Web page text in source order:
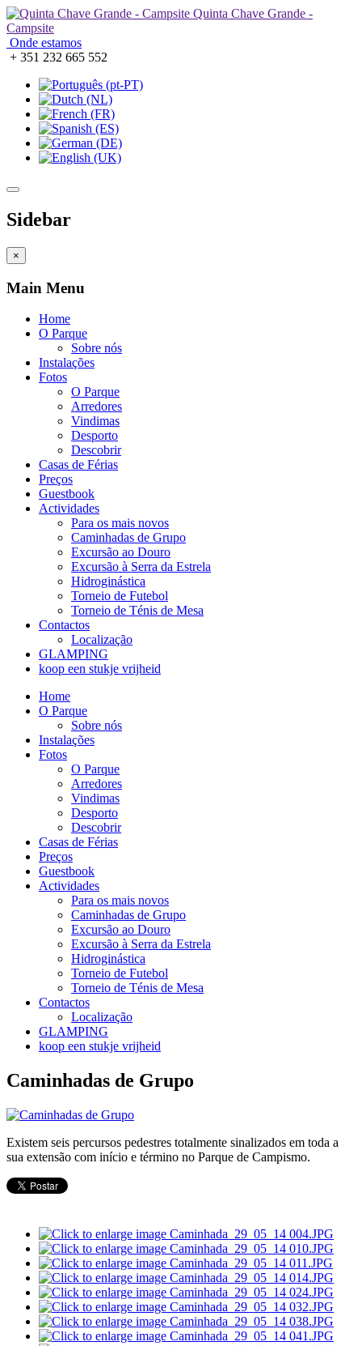
Quinta Chave Grande -
Campsite
Onde estamos
+ 351 232 665 552
Sidebar
×
Main Menu
Home
O Parque
Sobre nós
Instalações
Fotos
O Parque
Arredores
Vindimas
Desporto
Descobrir
Casas de Férias
Preços
Guestbook
Actividades
Para os mais novos
Caminhadas de Grupo
Excursão ao Douro
Excursão à Serra da Estrela
Hidroginástica
Torneio de Futebol
Torneio de Ténis de Mesa
Contactos
Localização
GLAMPING
koop een stukje vrijheid
Home
O Parque
Sobre nós
Instalações
Fotos
O Parque
Arredores
Vindimas
Desporto
Descobrir
Casas de Férias
Preços
Guestbook
Actividades
Para os mais novos
Caminhadas de Grupo
Excursão ao Douro
Excursão à Serra da Estrela
Hidroginástica
Torneio de Futebol
Torneio de Ténis de Mesa
Contactos
Localização
GLAMPING
koop een stukje vrijheid
Caminhadas de Grupo
Existem seis percursos pedestres totalmente sinalizados em toda a
sua extensão com início e término no Parque de Campismo.